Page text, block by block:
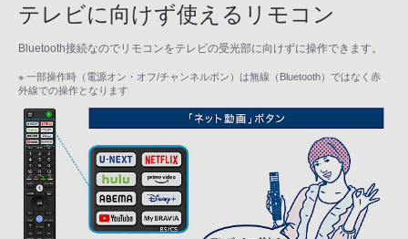
テレビに向けず使えるリモコン
Bluetooth接続なのでリモコンをテレビの受光部に向けずに操作できます。
※ 一部操作時（電源オン・オフ/チャンネルポン）は無線（Bluetooth）ではなく赤
外線での操作となります